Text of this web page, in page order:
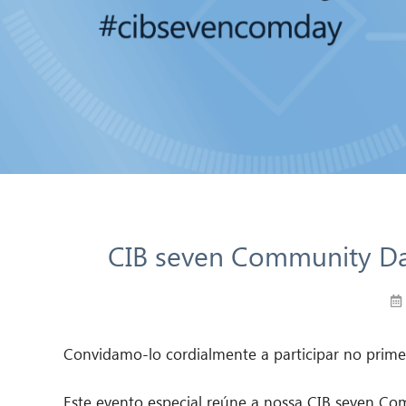
CIB seven Community
Convidamo-lo cordialmente a participar no
Este evento especial reúne a nossa CIB seven